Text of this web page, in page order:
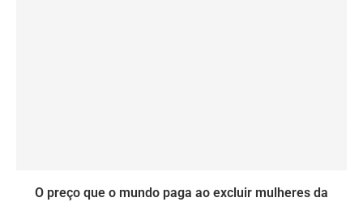
O preço que o mundo paga ao excluir mulheres da